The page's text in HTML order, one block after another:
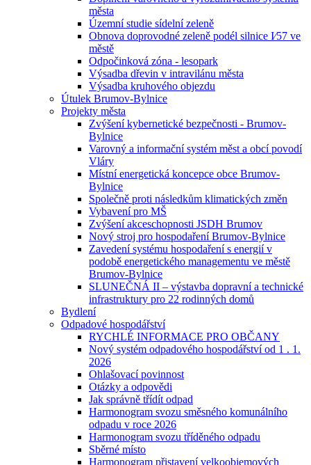
města
Územní studie sídelní zeleně
Obnova doprovodné zeleně podél silnice I⁄57 ve
městě
Odpočinková zóna - lesopark
Výsadba dřevin v intravilánu města
Výsadba kruhového objezdu
Útulek Brumov-Bylnice
Projekty města
Zvýšení kybernetické bezpečnosti - Brumov-
Bylnice
Varovný a informační systém měst a obcí povodí
Vláry
Místní energetická koncepce obce Brumov-
Bylnice
Společně proti následkům klimatických změn
Vybavení pro MŠ
Zvýšení akceschopnosti JSDH Brumov
Nový stroj pro hospodaření Brumov-Bylnice
Zavedení systému hospodaření s energií v
podobě energetického managementu ve městě
Brumov-Bylnice
SLUNEČNÁ II – výstavba dopravní a technické
infrastruktury pro 22 rodinných domů
Bydlení
Odpadové hospodářství
RYCHLÉ INFORMACE PRO OBČANY
Nový systém odpadového hospodářství od 1 . 1.
2026
Ohlašovací povinnost
Otázky a odpovědi
Jak správně třídít odpad
Harmonogram svozu směsného komunálního
odpadu v roce 2026
Harmonogram svozu tříděného odpadu
Sběrné místo
Harmonogram přistavení velkoobjemových